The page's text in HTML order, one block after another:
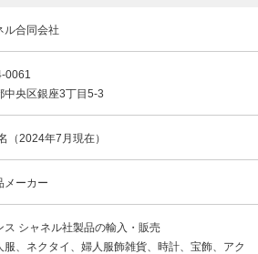
ル合同会社
0061
中央区銀座3丁目5-3
（2024年7月現在）
メーカー
ス シャネル社製品の輸入・販売
服、ネクタイ、婦人服飾雑貨、時計、宝飾、アク